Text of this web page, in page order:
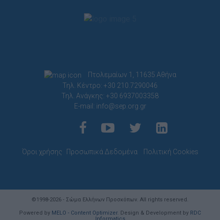
Πτολεμαίων 1, 11635 Αθήνα
Τηλ. Κέντρο: +30 210.7290046
Τηλ. Ανάγκης: +30 6937003358
E-mail: info@sep.org.gr
Όροι χρήσης Προσωπικά Δεδομένα Πολιτική Cookies
©1998-2026 - Σώμα Ελλήνων Προσκόπων. All rights reserved.
Powered by MELO - Content Optimizer. Design & Development by RDC
Informatics